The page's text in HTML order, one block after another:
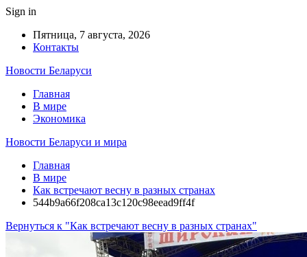
Sign in
Пятница, 7 августа, 2026
Контакты
Новости Беларуси
Главная
В мире
Экономика
Новости Беларуси и мира
Главная
В мире
Как встречают весну в разных странах
544b9a66f208ca13c120c98eead9ff4f
Вернуться к "Как встречают весну в разных странах"